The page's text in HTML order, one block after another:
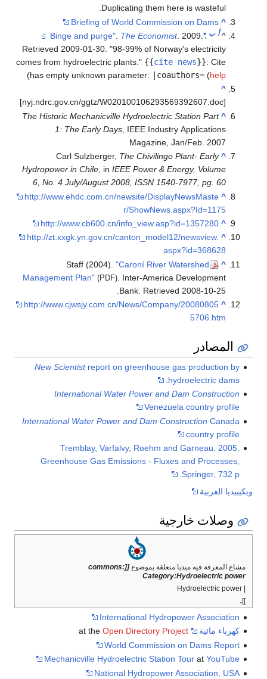
Duplicating them
Briefing of World
.The
Retrieved2009-01-30. 98-99% of
comes from hydroelectric plants.
has empty unknown parameter:
)
The Historic Mechanicville Hydroelectric
1: The Early Days, IEEE
Magazine,
Carl Sulzberger,The
Hydropower in Chile, inIEEE Power &
6, No. 4 July/August 2008, ISSN
http://www.ehdc.com.cn/newsite/
r/
http://www.cb600.cn/
http://zt.xxgk.yn.gov.cn/
Staff (2004)."Caroní River
Management Plan" (PDF). Inter-
Bank
.
http://www.cjwsjy.com.cn/News/
New Scientistreport on greenhouse
International Water Power and
International Water Power and Dam
Tremblay, Varfalvy, Roehm
Greenhouse Gas Emissions -
بموضوع [[commons:
International
Open Directory
World
Mechanicville Hydroelectric
National